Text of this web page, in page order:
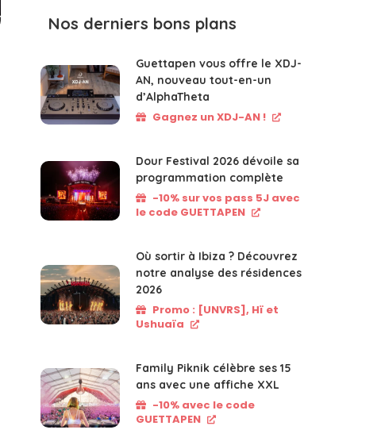
Nos derniers bons plans
Guettapen vous offre le XDJ-
AN, nouveau tout-en-un
d’AlphaTheta
Gagnez un XDJ-AN !
Dour Festival 2026 dévoile sa
programmation complète
-10% sur vos pass 5J avec
le code GUETTAPEN
Où sortir à Ibiza ? Découvrez
notre analyse des résidences
2026
Promo : [UNVRS], Hï et
Ushuaïa
Family Piknik célèbre ses 15
ans avec une affiche XXL
-10% avec le code
GUETTAPEN